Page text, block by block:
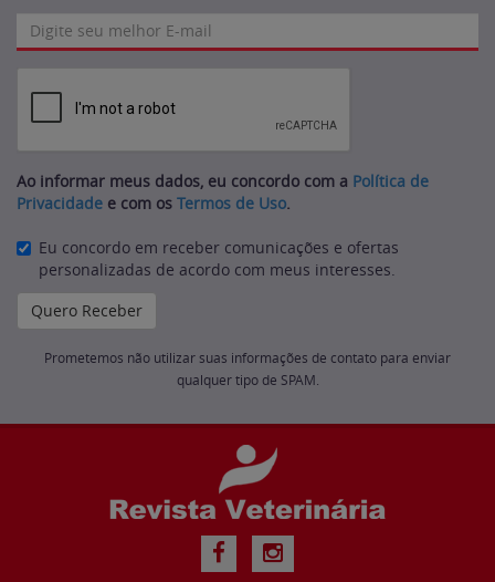
Ao informar meus dados, eu concordo com a Política de
Privacidade e com os Termos de Uso.
Eu concordo em receber comunicações e ofertas
personalizadas de acordo com meus interesses.
Prometemos não utilizar suas informações de contato para enviar
qualquer tipo de SPAM.